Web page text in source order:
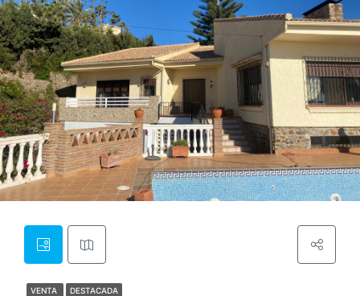
VENTA DESTACADA